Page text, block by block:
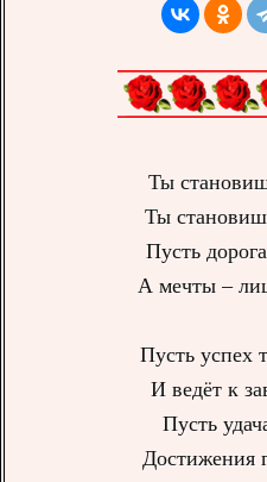
Ты
Ты
Пусть
А мечты –
Пусть успех
И ведёт к
Пусть
Достижения